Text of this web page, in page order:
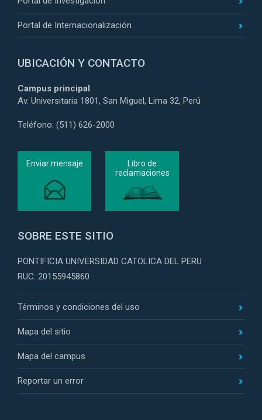
Portal de Internacionalización
UBICACIÓN Y CONTACTO
Campus principal
Av. Universitaria 1801, San Miguel, Lima 32, Perú
Teléfono: (511) 626-2000
Enviar mensaje
Libro de
reclamaciones
SOBRE ESTE SITIO
PONTIFICIA UNIVERSIDAD CATOLICA DEL PERU
RUC: 20155945860
Términos y condiciones del uso
Mapa del sitio
Mapa del campus
Reportar un error